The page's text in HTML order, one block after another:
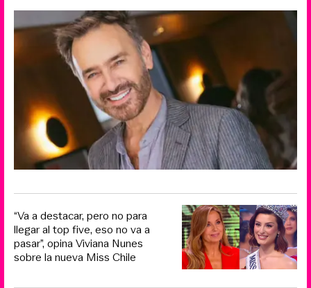
“Va a destacar, pero no para
llegar al top five, eso no va a
pasar”, opina Viviana Nunes
sobre la nueva Miss Chile